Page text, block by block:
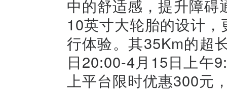
中的舒适感，提升障
10英寸大轮胎的设计
行体验。其35Km的超
日20:00-4月15日上午
上平台限时优惠300元